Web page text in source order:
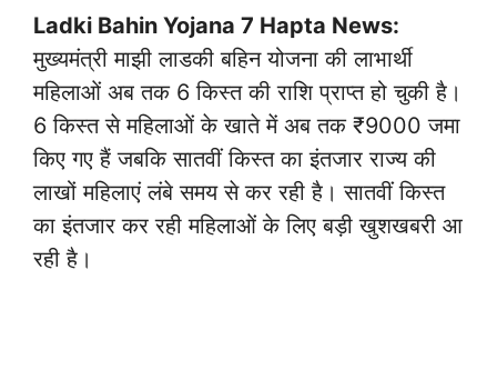
Ladki Bahin Yojana 7 Hapta News:
मुख्यमंत्री माझी लाडकी बहिन योजना की लाभार्थी
महिलाओं अब तक 6 किस्त की राशि प्राप्त हो चुकी है।
6 किस्त से महिलाओं के खाते में अब तक ₹9000 जमा
किए गए हैं जबकि सातवीं किस्त का इंतजार राज्य की
लाखों महिलाएं लंबे समय से कर रही है। सातवीं किस्त
का इंतजार कर रही महिलाओं के लिए बड़ी खुशखबरी आ
रही है।